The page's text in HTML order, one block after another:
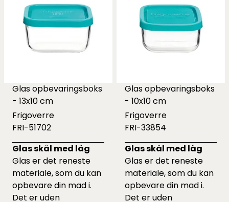
Glas opbevaringsboks
- 13x10 cm
Frigoverre
FRI-51702
Glas skål med låg
Glas er det reneste
materiale, som du kan
opbevare din mad i.
Det er uden
Glas opbevaringsboks
- 10x10 cm
Frigoverre
FRI-33854
Glas skål med låg
Glas er det reneste
materiale, som du kan
opbevare din mad i.
Det er uden